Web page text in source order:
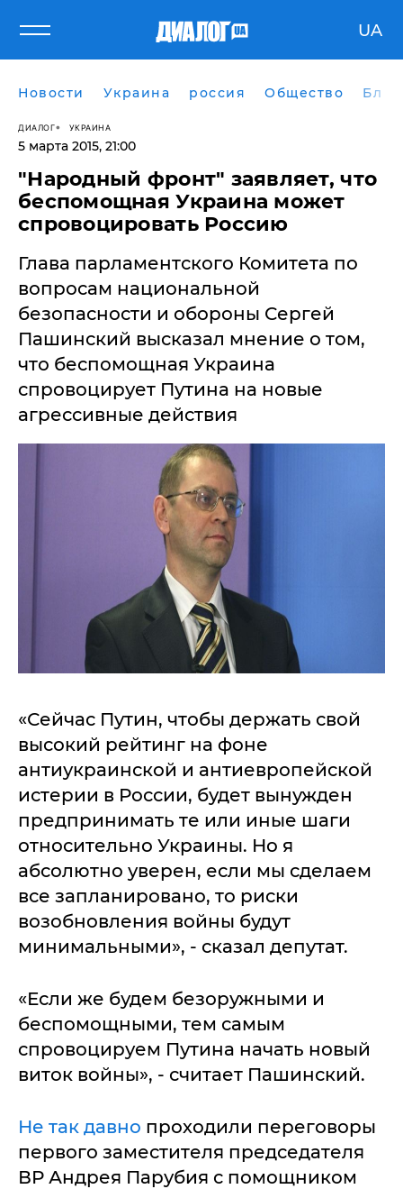
UA
Новости Украина россия Общество
ДИАЛОГ УКРАИНА
5 марта 2015, 21:00
"Народный фронт" заявляет, что
беспомощная Украина может
спровоцировать Россию
Глава парламентского Комитета по
вопросам национальной
безопасности и обороны Сергей
Пашинский высказал мнение о том,
что беспомощная Украина
спровоцирует Путина на новые
агрессивные действия
«Сейчас Путин, чтобы держать свой
высокий рейтинг на фоне
антиукраинской и антиевропейской
истерии в России, будет вынужден
предпринимать те или иные шаги
относительно Украины. Но я
абсолютно уверен, если мы сделаем
все запланировано, то риски
возобновления войны будут
минимальными», - сказал депутат.
«Если же будем безоружными и
беспомощными, тем самым
спровоцируем Путина начать новый
виток войны», - считает Пашинский.
Не так давно проходили переговоры
первого заместителя председателя
ВР Андрея Парубия с помощником